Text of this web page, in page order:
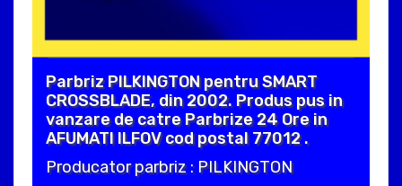
Parbriz PILKINGTON pentru SMART
CROSSBLADE, din 2002. Produs pus in
vanzare de catre Parbrize 24 Ore in
AFUMATI ILFOV cod postal 77012 .
Producator parbriz : PILKINGTON